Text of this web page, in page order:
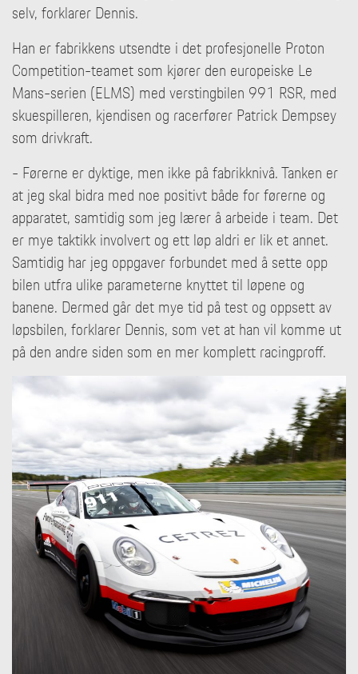
selv, forklarer Dennis.
Han er fabrikkens utsendte i det profesjonelle Proton
Competition-teamet som kjører den europeiske Le
Mans-serien (ELMS) med verstingbilen 991 RSR, med
skuespilleren, kjendisen og racerfører Patrick Dempsey
som drivkraft.
- Førerne er dyktige, men ikke på fabrikknivå. Tanken er
at jeg skal bidra med noe positivt både for førerne og
apparatet, samtidig som jeg lærer å arbeide i team. Det
er mye taktikk involvert og ett løp aldri er lik et annet.
Samtidig har jeg oppgaver forbundet med å sette opp
bilen utfra ulike parameterne knyttet til løpene og
banene. Dermed går det mye tid på test og oppsett av
løpsbilen, forklarer Dennis, som vet at han vil komme ut
på den andre siden som en mer komplett racingproff.